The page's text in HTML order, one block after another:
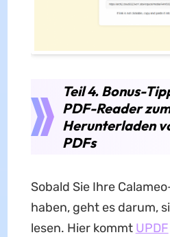
Teil 4. Bonus-
PDF-Reader zum
Herunterladen
PDFs
Sobald Sie Ihre
haben, geht es darum,
lesen. Hier kommt UPDF